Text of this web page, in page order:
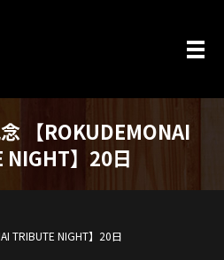
【ROKUDEMONAI
NIGHT】20日
TRIBUTE NIGHT】20日